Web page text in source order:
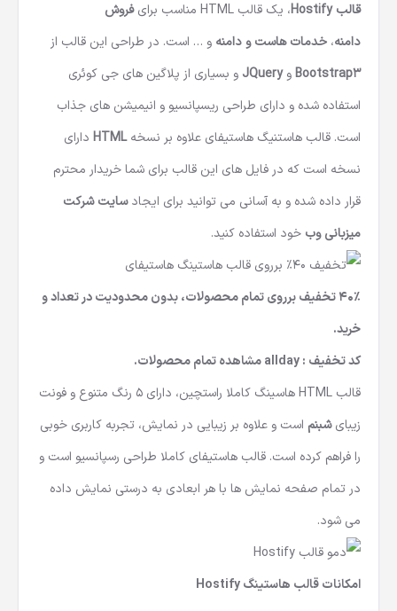
قالب Hostify
، یک قالب HTML مناسب برای
فروش
دامنه، خدمات هاست و دامنه و … است. در طراحی این قالب از
Bootstrap3وJQuery و بسیاری از پلاگین های جی کوئری
استفاده شده و دارای طراحی ریسپانسیو و انیمیشن های جذاب
است. قالب هاستنیگ هاستیفای علاوه بر نسخهHTML دارای
نسخه است که در فایل های این قالب برای شما خریدار محترم
قرار داده شده و به آسانی می توانید برای ایجادسایت شرکت
میزبانی وب خود استفاده کنید.
40% تخفیف برروی تمام محصولات، بدون محدودیت در تعداد و
خرید.
کد تخفیف :alldayمشاهده تمام محصولات.
قالب HTML هاسینگ
کاملا راستچین، دارای 5 رنگ متنوع و فونت
زیبایشبنم است و علاوه بر زیبایی در نمایش، تجربه کاربری خوبی
را فراهم کرده است. قالب هاستیفای کاملا طراحی رسپانسیو است و
در تمام صفحه نمایش ها با هر ابعادی به درستی نمایش داده
می شود.
امکانات قالب هاستینگ Hostify